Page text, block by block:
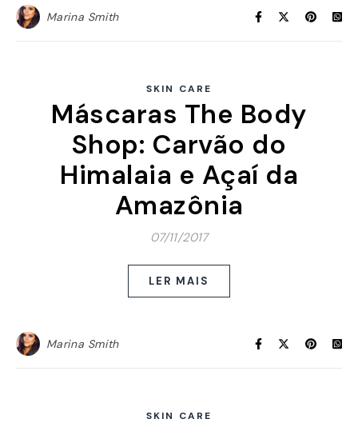
Marina Smith
SKIN CARE
Máscaras The Body
Shop: Carvão do
Himalaia e Açaí da
Amazônia
07/11/2017
LER MAIS
Marina Smith
SKIN CARE